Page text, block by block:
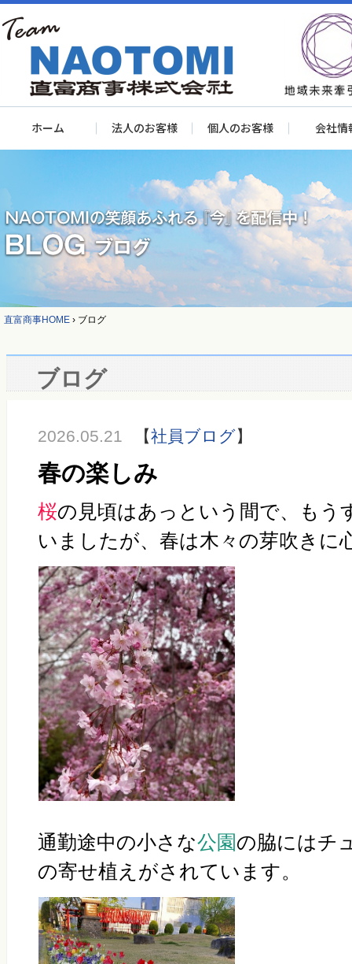
ホーム 法人のお客様 個人のお客様 会社情
直富商事HOME › ブログ
ブログ
2026.05.21 【社員ブログ】
春の楽しみ
桜の見頃はあっという間で、もう
いましたが、春は木々の芽吹きに
通勤途中の小さな公園の脇にはチ
の寄せ植えがされています。